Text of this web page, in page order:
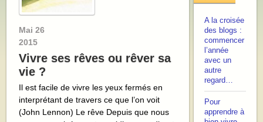
Mai 26
2015
Vivre ses rêves ou rêver sa
vie ?
Il est facile de vivre les yeux fermés en
interprétant de travers ce que l’on voit
(John Lennon) Le rêve Depuis que nous
A la croisée
des blogs :
commencer
l’année
avec un
autre
regard…
Pour
apprendre à